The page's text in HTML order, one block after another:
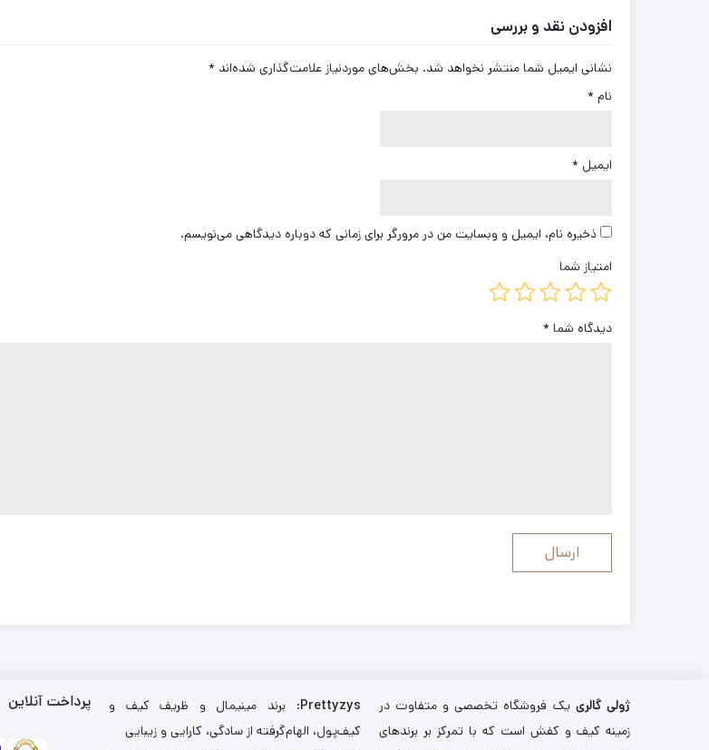
افزودن نقد و بررسی
نشانی ایمیل شما منتشر نخواهد شد. بخش‌های موردنیاز علامت‌گذاری شده‌اند *
نام *
ایمیل *
ذخیره نام، ایمیل و وبسایت من در مرورگر برای زمانی که دوباره دیدگاهی می‌نویسم.
امتیاز شما
دیدگاه شما *
ژولی گالری یک فروشگاه تخصصی و متفاوت در
زمینه کیف و کفش است که با تمرکز بر برندهای
Prettyzys: برند مینیمال و ظریف کیف و
کیف‌پول، الهام‌گرفته از سادگی، کارایی و زیبایی
پرداخت آنلاین